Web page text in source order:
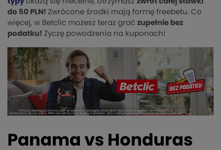
do 50 PLN! Zwrócone środki mają formę freebetu. Co
więcej, w Betclic możesz teraz grać zupełnie bez
podatku! Życzę powodzenia na kuponach!
Panama vs Honduras